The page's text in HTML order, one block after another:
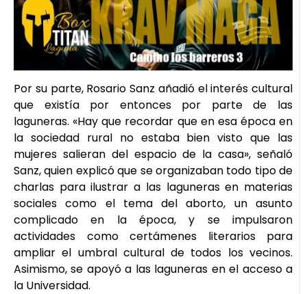
Por su parte, Rosario Sanz añadió el interés cultural
que existía por entonces por parte de las
laguneras. «Hay que recordar que en esa época en
la sociedad rural no estaba bien visto que las
mujeres salieran del espacio de la casa», señaló
Sanz, quien explicó que se organizaban todo tipo de
charlas para ilustrar a las laguneras en materias
sociales como el tema del aborto, un asunto
complicado en la época, y se impulsaron
actividades como certámenes literarios para
ampliar el umbral cultural de todos los vecinos.
Asimismo, se apoyó a las laguneras en el acceso a
la Universidad.